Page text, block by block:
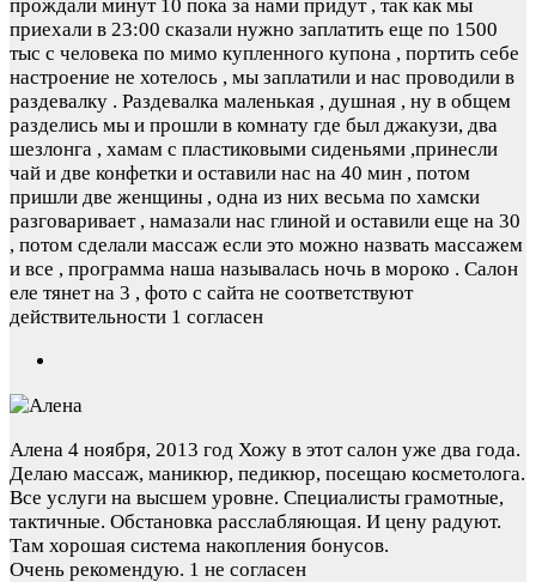
прождали минут 10 пока за нами придут , так как мы
приехали в 23:00 сказали нужно заплатить еще по 1500
тыс с человека по мимо купленного купона , портить себе
настроение не хотелось , мы заплатили и нас проводили в
раздевалку . Раздевалка маленькая , душная , ну в общем
разделись мы и прошли в комнату где был джакузи, два
шезлонга , хамам с пластиковыми сиденьями ,принесли
чай и две конфетки и оставили нас на 40 мин , потом
пришли две женщины , одна из них весьма по хамски
разговаривает , намазали нас глиной и оставили еще на 30
, потом сделали массаж если это можно назвать массажем
и все , программа наша называлась ночь в мороко . Салон
еле тянет на 3 , фото с сайта не соответствуют
действительности 1 согласен
Алена 4 ноября, 2013 год Хожу в этот салон уже два года.
Делаю массаж, маникюр, педикюр, посещаю косметолога.
Все услуги на высшем уровне. Специалисты грамотные,
тактичные. Обстановка расслабляющая. И цену радуют.
Там хорошая система накопления бонусов.
Очень рекомендую. 1 не согласен